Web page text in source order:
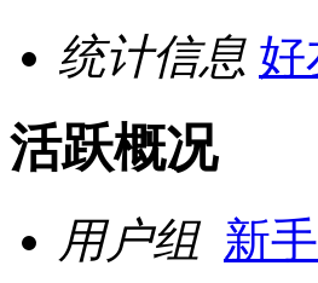
统计信息 好
活跃概况
用户组 新